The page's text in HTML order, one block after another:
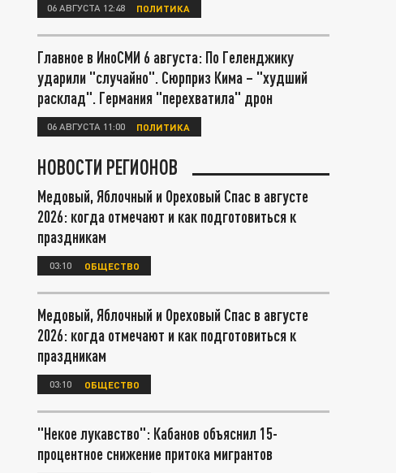
06 АВГУСТА 12:48 ПОЛИТИКА
Главное в ИноСМИ 6 августа: По Геленджику
ударили "случайно". Сюрприз Кима – "худший
расклад". Германия "перехватила" дрон
06 АВГУСТА 11:00 ПОЛИТИКА
НОВОСТИ РЕГИОНОВ
Медовый, Яблочный и Ореховый Спас в августе
2026: когда отмечают и как подготовиться к
праздникам
03:10 ОБЩЕСТВО
Медовый, Яблочный и Ореховый Спас в августе
2026: когда отмечают и как подготовиться к
праздникам
03:10 ОБЩЕСТВО
"Некое лукавство": Кабанов объяснил 15-
процентное снижение притока мигрантов